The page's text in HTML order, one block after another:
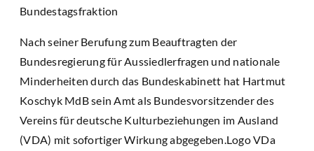
Bundestagsfraktion
Nach seiner Berufung zum Beauftragten der
Bundesregierung für Aussiedlerfragen und nationale
Minderheiten durch das Bundeskabinett hat Hartmut
Koschyk MdB sein Amt als Bundesvorsitzender des
Vereins für deutsche Kulturbeziehungen im Ausland
(VDA) mit sofortiger Wirkung abgegeben.Logo VDa